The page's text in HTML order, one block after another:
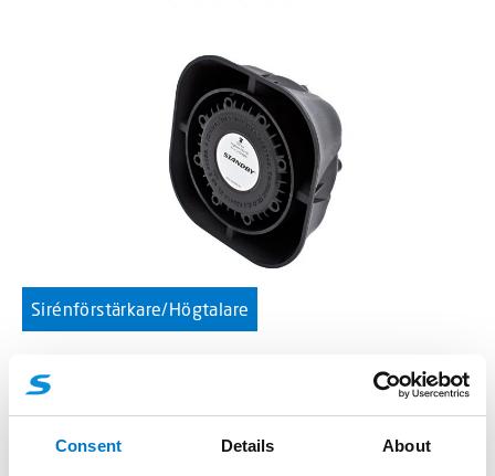
Consent Details About
Sirénförstärkare/Högtalare
FSC100 Högtalare
Artikelnummer: 21001670
Kompakt och kraftfull högtalare med djupare ton.